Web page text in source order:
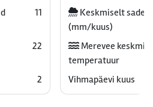
11
22
2
Keskmiselt
(mm/kuus)
Merevee
temperatuur
Vihmapäevi kuus